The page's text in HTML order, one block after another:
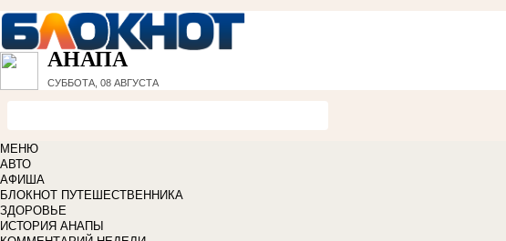
АНАПА
СУББОТА, 08 АВГУСТА
МЕНЮ
АВТО
АФИША
БЛОКНОТ ПУТЕШЕСТВЕННИКА
ЗДОРОВЬЕ
ИСТОРИЯ АНАПЫ